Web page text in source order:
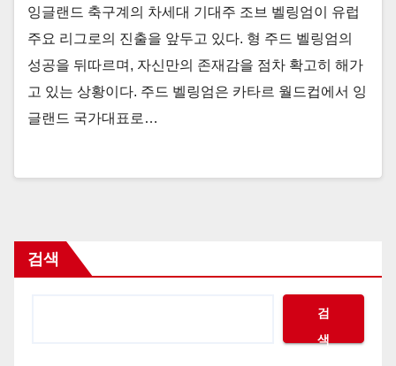
잉글랜드 축구계의 차세대 기대주 조브 벨링엄이 유럽
주요 리그로의 진출을 앞두고 있다. 형 주드 벨링엄의
성공을 뒤따르며, 자신만의 존재감을 점차 확고히 해가
고 있는 상황이다. 주드 벨링엄은 카타르 월드컵에서 잉
글랜드 국가대표로…
검색
검
색